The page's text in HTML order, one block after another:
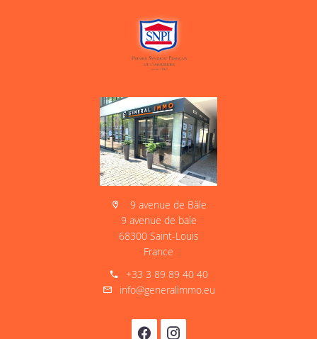
9 avenue de Bâle
9 avenue de bale
68300 Saint-Louis
France
+33 3 89 89 40 40
info@generalimmo.eu